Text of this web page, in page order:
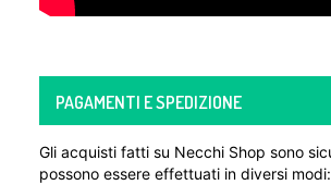
PAGAMENTI E SPEDIZIONE
Gli acquisti fatti su Necchi Shop sono
possono essere effettuati in diversi modi: